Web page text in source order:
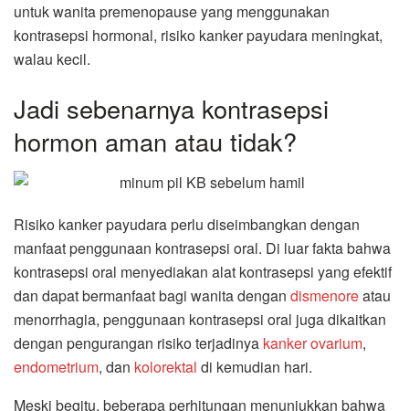
untuk wanita premenopause yang menggunakan
kontrasepsi hormonal, risiko kanker payudara meningkat,
walau kecil.
Jadi sebenarnya kontrasepsi
hormon aman atau tidak?
Risiko kanker payudara perlu diseimbangkan dengan
manfaat penggunaan kontrasepsi oral. Di luar fakta bahwa
kontrasepsi oral menyediakan alat kontrasepsi yang efektif
dan dapat bermanfaat bagi wanita dengan dismenoreatau
menorrhagia, penggunaan kontrasepsi oral juga dikaitkan
dengan pengurangan risiko terjadinya kanker ovarium,
endometrium, dan kolorektal di kemudian hari.
Meski begitu, beberapa perhitungan menunjukkan bahwa